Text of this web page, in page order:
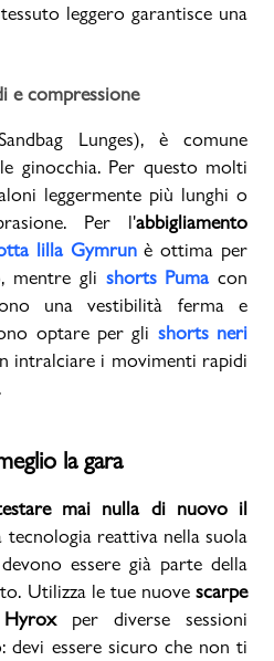
leggero garantisce una
e compressione
Lunges), è comune
ginocchia. Per questo molti
leggermente più lunghi o
Per l'abbigliamento
lilla Gymrunè ottima per
mentre gli shorts Pumacon
una vestibilità ferma e
optare per gli shorts neri
intralciare i movimenti rapidi
la gara
mai nulla di nuovo il
tecnologia reattiva nella suola
essere già parte della
Utilizza le tue nuove scarpe
Hyroxper diverse sessioni
devi essere sicuro che non ti